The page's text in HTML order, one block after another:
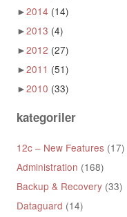
►2014 (14)
►2013 (4)
►2012 (27)
►2011 (51)
►2010 (33)
kategoriler
12c – New Features(17)
Administration (168)
Backup & Recovery(33)
Dataguard (14)